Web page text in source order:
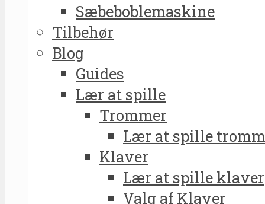
Sæbeboblemaskine
Tilbehør
Blog
Guides
Lær at spille
Trommer
Lær at spille
Klaver
Lær at spille klaver
Valg af Klaver